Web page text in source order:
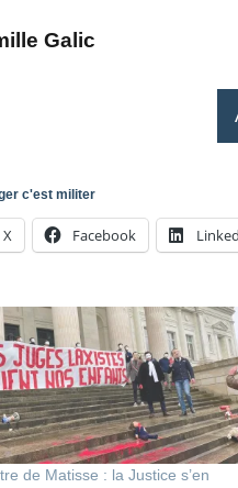
Galic
c'est militer
X Facebook
de Matisse : la Justice s’en